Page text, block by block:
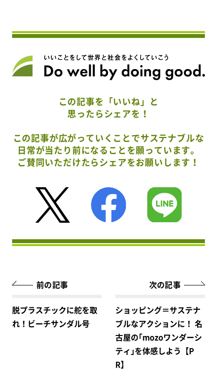
この記事を「いいね」と
思ったらシェアを！
この記事が広がっていくことでサステナブルな
日常が当たり前になることを願っています。
ご賛同いただけたらシェアをお願いします！
前の記事
脱プラスチックに舵を取
れ！ビーチサンダル号
次の記事
ショッピング＝サステナ
ブルなアクションに！ 名
古屋の｢mozoワンダーシ
ティ｣を体感しよう【P
R】